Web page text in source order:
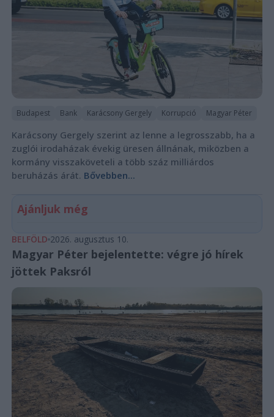
Budapest Bank Karácsony Gergely Korrupció Magyar Péter
Karácsony Gergely szerint az lenne a legrosszabb, ha a
zuglói irodaházak évekig üresen állnának, miközben a
kormány visszaköveteli a több száz milliárdos
beruházás árát. Bővebben...
Ajánljuk még
BELFÖLD 2026. augusztus 10.
Magyar Péter bejelentette: végre jó hírek
jöttek Paksról